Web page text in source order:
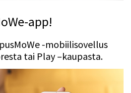
app!
-mobiilisovellus
tai Play –kaupasta.